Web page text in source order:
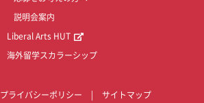
説明会案内
Liberal Arts HUT
海外留学スカラーシップ
プライバシーポリシー サイトマップ